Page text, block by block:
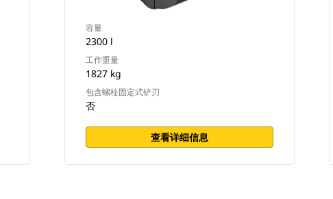
容量
2300 l
工作重量
1827 kg
包含螺栓固定式铲刃
否
查看详细信息